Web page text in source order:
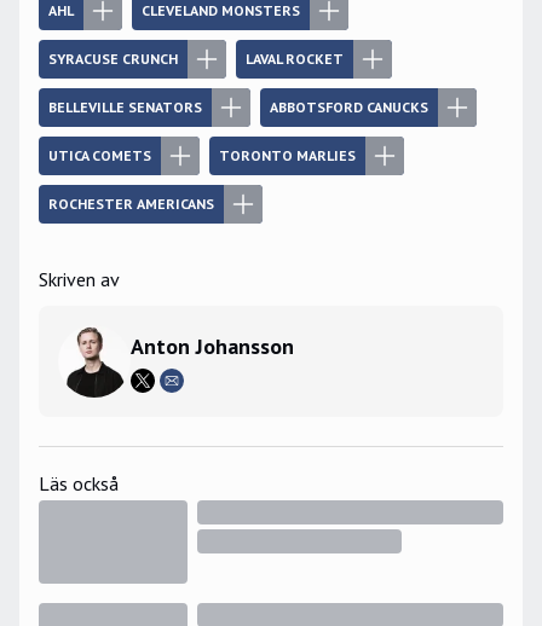
AHL CLEVELAND MONSTERS
SYRACUSE CRUNCH LAVAL ROCKET
BELLEVILLE SENATORS ABBOTSFORD CANUCKS
UTICA COMETS TORONTO MARLIES
ROCHESTER AMERICANS
Skriven av
Anton Johansson
Läs också